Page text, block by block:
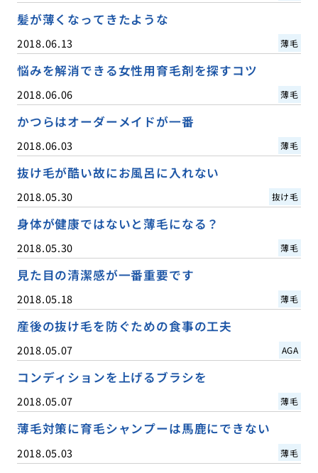
髪が薄くなってきたような
2018.06.13 薄毛
悩みを解消できる女性用育毛剤を探すコツ
2018.06.06 薄毛
かつらはオーダーメイドが一番
2018.06.03 薄毛
抜け毛が酷い故にお風呂に入れない
2018.05.30 抜け毛
身体が健康ではないと薄毛になる？
2018.05.30 薄毛
見た目の清潔感が一番重要です
2018.05.18 薄毛
産後の抜け毛を防ぐための食事の工夫
2018.05.07 AGA
コンディションを上げるブラシを
2018.05.07 薄毛
薄毛対策に育毛シャンプーは馬鹿にできない
2018.05.03 薄毛